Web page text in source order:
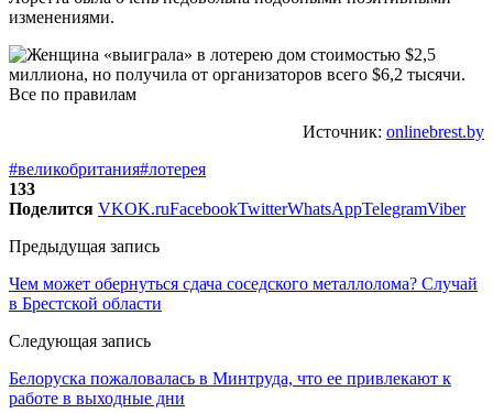
изменениями.
Источник: onlinebrest.by
#великобритания#лотерея
133
Поделится VKOK.ruFacebookTwitterWhatsAppTelegramViber
Предыдущая запись
Чем может обернуться сдача соседского металлолома? Случай
в Брестской области
Следующая запись
Белоруска пожаловалась в Минтруда, что ее привлекают к
работе в выходные дни